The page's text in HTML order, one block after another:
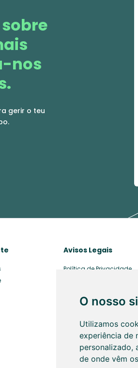
O nosso
Utilizamos
experiência de
personalizado,
de onde vêm
nos
gerir o teu
Avisos Legais
Política de Privacidade